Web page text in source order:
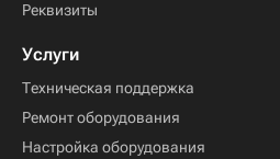
Реквизиты
Услуги
Техническая поддержка
Ремонт оборудования
Настройка оборудования